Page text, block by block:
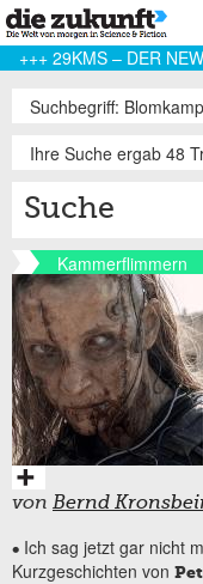
+++ 29KMS – DER
Suchbegriff: Blomkamp
Ihre Suche ergab 48
Suche
Kammerflimmern
von Bernd
• Ich sag jetzt gar nicht
Kurzgeschichten von